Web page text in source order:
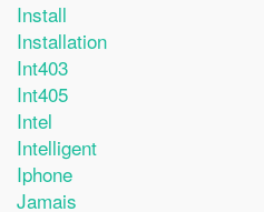
Install
Installation
Int403
Int405
Intel
Intelligent
Iphone
Jamais